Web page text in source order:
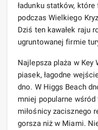
ładunku statków, które
podczas Wielkiego
Dziś ten kawałek raju
ugruntowanej firmie
Najlepsza plaża w Key
piasek, łagodne
dno. W Higgs Beach
mniej popularne
miłośnicy zacisznego
gorsza niż w Miami.